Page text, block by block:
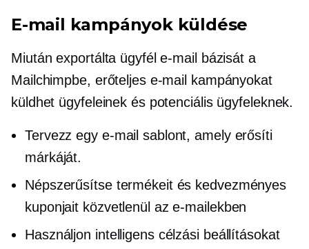
E-mail kampányok küldése
Miután exportálta ügyfél e-mail bázisát a
Mailchimpbe, erőteljes e-mail kampányokat
küldhet ügyfeleinek és potenciális ügyfeleknek.
Tervezz egy e-mail sablont, amely erősíti
márkáját.
Népszerűsítse termékeit és kedvezményes
kuponjait közvetlenül az e-mailekben
Használjon intelligens célzási beállításokat